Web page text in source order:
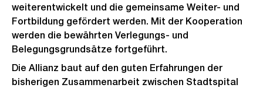
weiterentwickelt und die gemeinsame Weiter- und
Fortbildung gefördert werden. Mit der Kooperation
werden die bewährten Verlegungs- und
Belegungsgrundsätze fortgeführt.
Die Allianz baut auf den guten Erfahrungen der
bisherigen Zusammenarbeit zwischen Stadtspital